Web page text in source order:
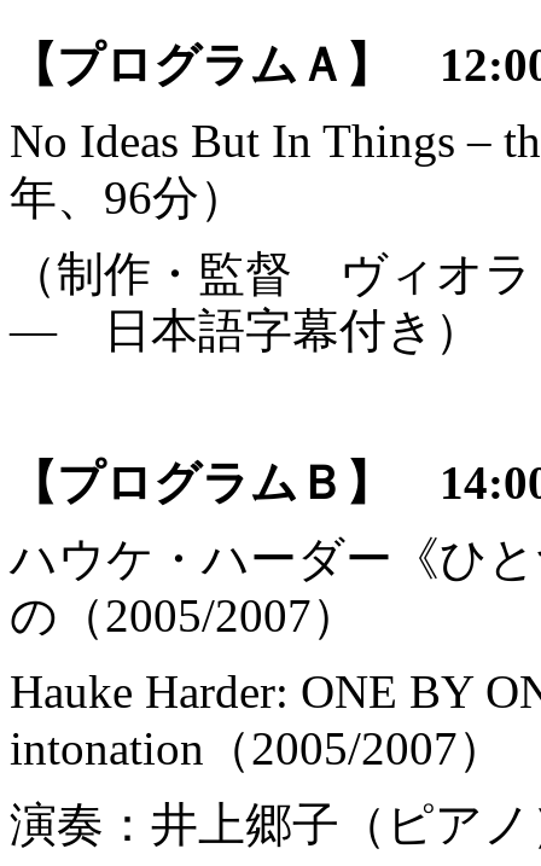
【プログラムＡ】
No Ideas But In Things –
年、96分）
（制作・監督 ヴィオ
― 日本語字幕付き）
【プログラムＢ】
ハウケ・ハーダー《ひ
の（2005/2007）
Hauke Harder: ONE BY
intonation（2005/2007）
演奏：井上郷子（ピア